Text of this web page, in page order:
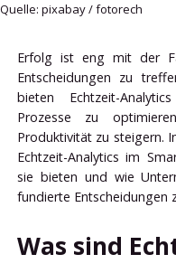
Quelle: pixabay / fotorech
Erfolg ist eng mit der
Entscheidungen zu
bieten Echtzeit-
Prozesse zu
Produktivität zu steigern.
Echtzeit-Analytics im
sie bieten und wie
fundierte Entscheidungen
Was sind